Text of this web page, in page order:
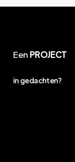
Een PROJECT
in gedachten?